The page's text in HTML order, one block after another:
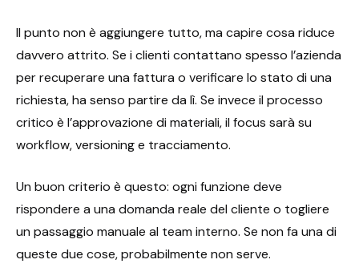
Il punto non è aggiungere tutto, ma capire cosa riduce
davvero attrito. Se i clienti contattano spesso l’azienda
per recuperare una fattura o verificare lo stato di una
richiesta, ha senso partire da lì. Se invece il processo
critico è l’approvazione di materiali, il focus sarà su
workflow, versioning e tracciamento.
Un buon criterio è questo: ogni funzione deve
rispondere a una domanda reale del cliente o togliere
un passaggio manuale al team interno. Se non fa una di
queste due cose, probabilmente non serve.